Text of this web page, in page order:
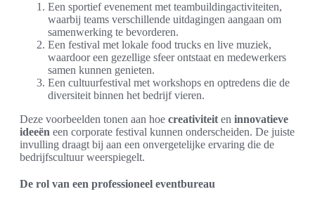
Een sportief evenement met teambuildingactiviteiten,
waarbij teams verschillende uitdagingen aangaan om
samenwerking te bevorderen.
Een festival met lokale food trucks en live muziek,
waardoor een gezellige sfeer ontstaat en medewerkers
samen kunnen genieten.
Een cultuurfestival met workshops en optredens die de
diversiteit binnen het bedrijf vieren.
Deze voorbeelden tonen aan hoe creativiteit en innovatieve
ideeën een corporate festival kunnen onderscheiden. De juiste
invulling draagt bij aan een onvergetelijke ervaring die de
bedrijfscultuur weerspiegelt.
De rol van een professioneel eventbureau